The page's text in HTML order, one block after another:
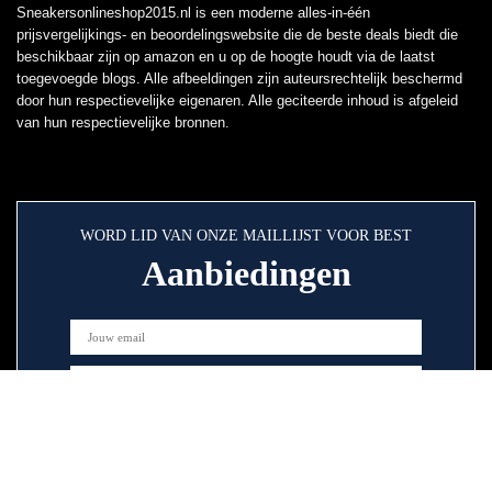
Sneakersonlineshop2015.nl is een moderne alles-in-één
prijsvergelijkings- en beoordelingswebsite die de beste deals biedt die
beschikbaar zijn op amazon en u op de hoogte houdt via de laatst
toegevoegde blogs. Alle afbeeldingen zijn auteursrechtelijk beschermd
door hun respectievelijke eigenaren. Alle geciteerde inhoud is afgeleid
van hun respectievelijke bronnen.
WORD LID VAN ONZE MAILLIJST VOOR BEST
Aanbiedingen